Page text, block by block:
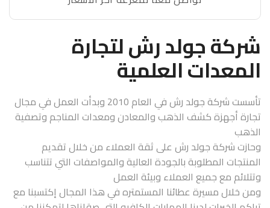
شركة جولد رش لتجارة
المعدات العلمية
تأسست شركة جولد رش في العام 2010 وبدأت العمل في مجال
تجارة أجهزة كشف الذهب والمعادن ومعدات المناجم وتصفية
الذهب
وحازت شركة جولد رش على ثقة العملاء من خلال تقديم
المنتجات المطلوبة بالجودة العالية والمواصفات التي تتناسب
وتتلائم مع جميع العملاء وبيئة العمل
ومن خلال مسيرة عطائنا المستمتره في هذا المجال إكتسبنا مع